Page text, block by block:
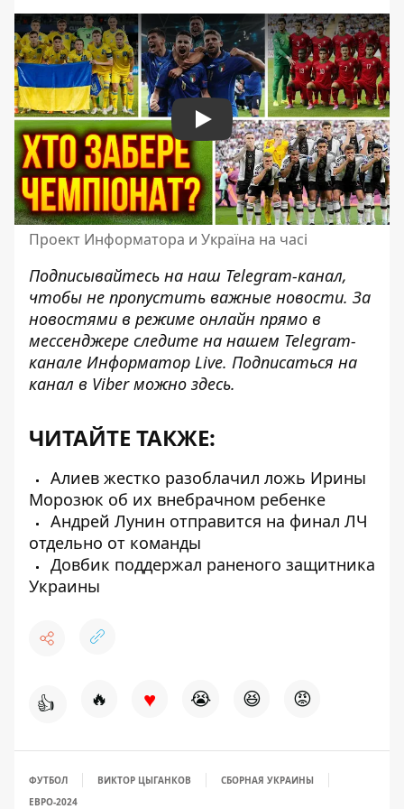
Play
Проект Информатора и Україна на часі
Подписывайтесь на наш Telegram-канал,
чтобы не пропустить важные новости. За
новостями в режиме онлайн прямо в
мессенджере следите на нашем Telegram-
канале Информатор Live. Подписаться на
канал в Viber можно здесь.
ЧИТАЙТЕ ТАКЖЕ:
Алиев жестко разоблачил ложь Ирины
Морозюк об их внебрачном ребенке
Андрей Лунин отправится на финал ЛЧ
отдельно от команды
Довбик поддержал раненого защитника
Украины
👍 🔥 ♥ 😭 😆 😡
ФУТБОЛ ВИКТОР ЦЫГАНКОВ
СБОРНАЯ УКРАИНЫ
ЕВРО-2024